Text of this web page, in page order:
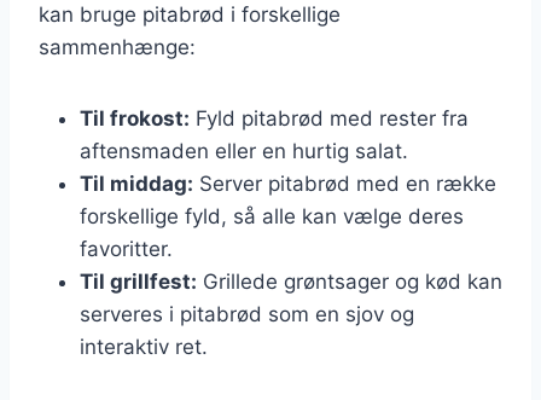
kan bruge pitabrød i forskellige
sammenhænge:
Til frokost: Fyld pitabrød med rester fra
aftensmaden eller en hurtig salat.
Til middag: Server pitabrød med en række
forskellige fyld, så alle kan vælge deres
favoritter.
Til grillfest: Grillede grøntsager og kød kan
serveres i pitabrød som en sjov og
interaktiv ret.